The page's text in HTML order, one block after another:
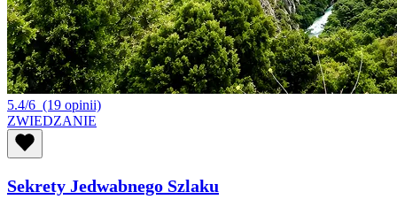
5.4/6 (19 opinii)
ZWIEDZANIE
Sekrety Jedwabnego Szlaku